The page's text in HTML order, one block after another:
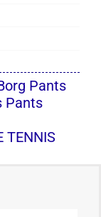
Pants
Pants
TENNIS